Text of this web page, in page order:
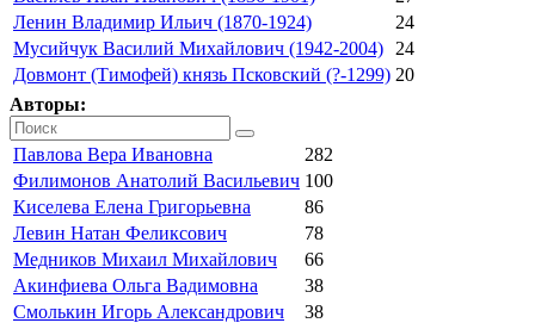
Ленин Владимир Ильич (1870-1924)
24
Мусийчук Василий Михайлович (1942-2004)
24
Довмонт (Тимофей) князь Псковский (?-1299) 20
Авторы:
Павлова Вера Ивановна
282
Филимонов Анатолий Васильевич 100
Киселева Елена Григорьевна
86
Левин Натан Феликсович
78
Медников Михаил Михайлович
66
Акинфиева Ольга Вадимовна
38
Смолькин Игорь Александрович
38